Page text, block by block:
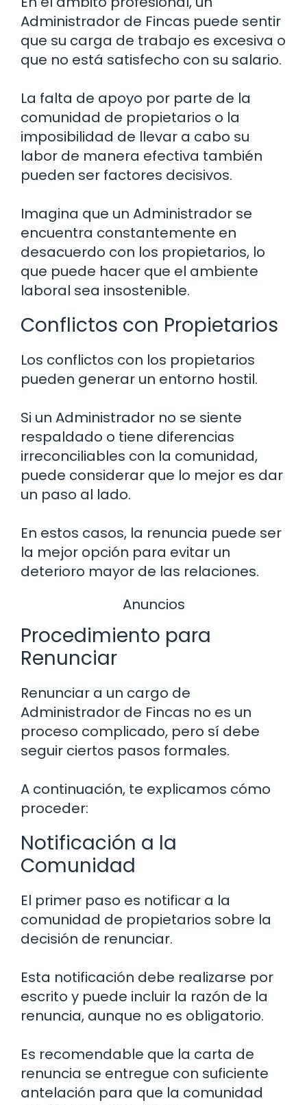
Administrador de Fincas puede sentir
que su carga de trabajo es excesiva o
que no está satisfecho con su salario.
La falta de apoyo por parte de la
comunidad de propietarios o la
imposibilidad de llevar a cabo su
labor de manera efectiva también
pueden ser factores decisivos.
Imagina que un Administrador se
encuentra constantemente en
desacuerdo con los propietarios, lo
que puede hacer que el ambiente
laboral sea insostenible.
Conflictos con Propietarios
Los conflictos con los propietarios
pueden generar un entorno hostil.
Si un Administrador no se siente
respaldado o tiene diferencias
irreconciliables con la comunidad,
puede considerar que lo mejor es dar
un paso al lado.
En estos casos, la renuncia puede ser
la mejor opción para evitar un
deterioro mayor de las relaciones.
Anuncios
Procedimiento para
Renunciar
Renunciar a un cargo de
Administrador de Fincas no es un
proceso complicado, pero sí debe
seguir ciertos pasos formales.
A continuación, te explicamos cómo
proceder:
Notificación a la
Comunidad
El primer paso es notificar a la
comunidad de propietarios sobre la
decisión de renunciar.
Esta notificación debe realizarse por
escrito y puede incluir la razón de la
renuncia, aunque no es obligatorio.
Es recomendable que la carta de
renuncia se entregue con suficiente
antelación para que la comunidad